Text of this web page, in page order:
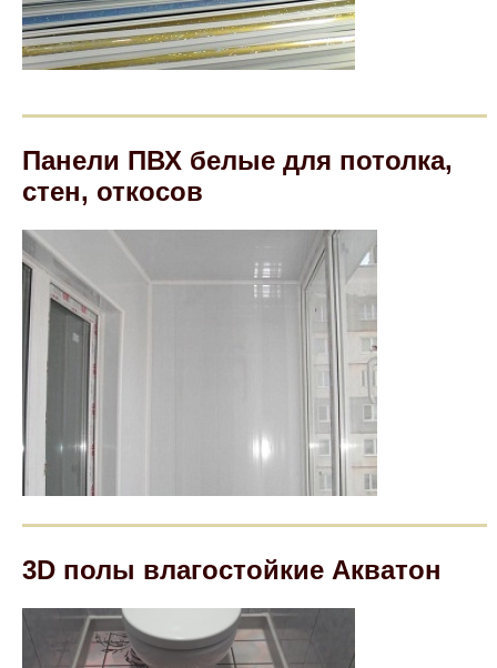
Панели ПВХ белые для потолка,
стен, откосов
3D полы влагостойкие Акватон